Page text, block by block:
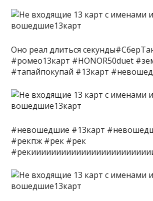
Оно реал длиться
#ромео13карт #HONOR50duet
#тапайпокупай #13карт
#невошедшие #13карт
#рекпж #рек #рек